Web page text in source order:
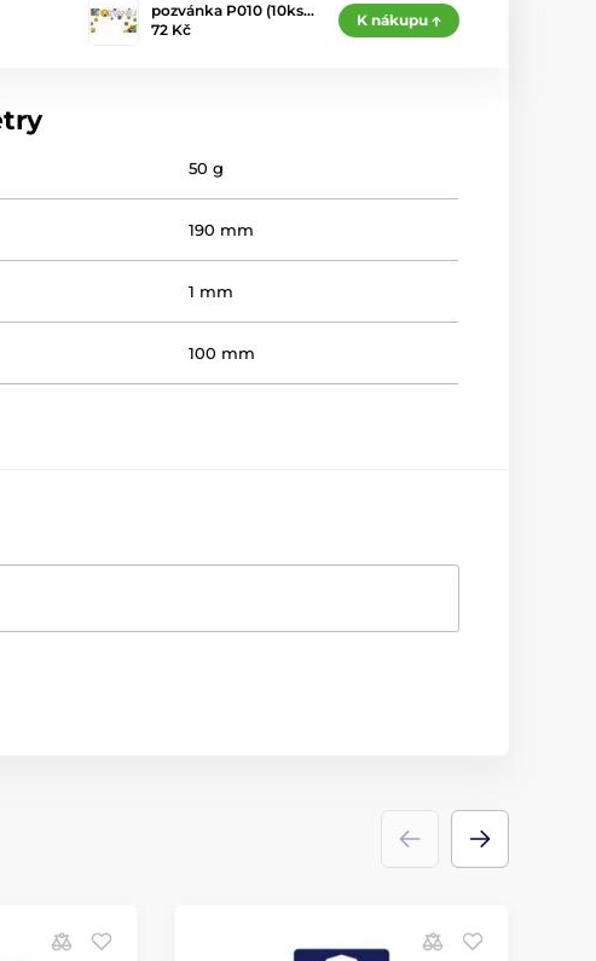
pozvánka P010 (10ks…
72 Kč
K nákupu
50 g
190 mm
1 mm
100 mm